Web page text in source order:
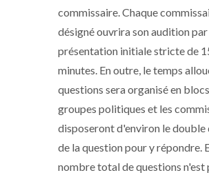
commissaire. Chaque
désigné ouvrira son audition par
présentation initiale stricte de
minutes. En outre, le temps
questions sera organisé en
groupes politiques et les
disposeront d'environ le double
de la question pour y répondre.
nombre total de questions n'est